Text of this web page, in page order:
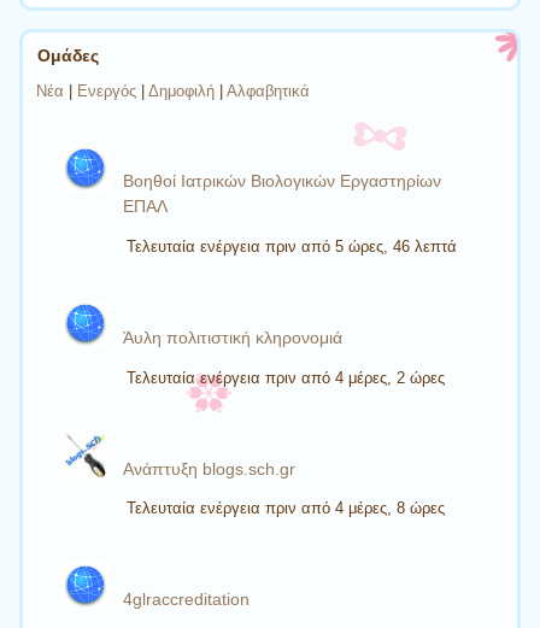
Ομάδες
Νέα Ενεργός Δημοφιλή Αλφαβητικά
Βοηθοί Ιατρικών Βιολογικών Εργαστηρίων
ΕΠΑΛ
Τελευταία ενέργεια πριν από 5 ώρες, 46 λεπτά
Άυλη πολιτιστική κληρονομιά
Τελευταία ενέργεια πριν από 4 μέρες, 2 ώρες
Ανάπτυξη blogs.sch.gr
Τελευταία ενέργεια πριν από 4 μέρες, 8 ώρες
4glraccreditation